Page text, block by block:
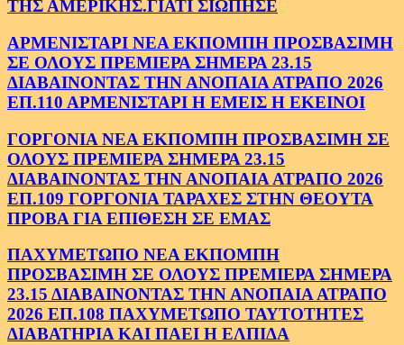
ΤΗΣ ΑΜΕΡΙΚΗΣ.ΓΙΑΤΙ ΣΙΩΠΗΣΕ
ΑΡΜΕΝΙΣΤΑΡΙ ΝΕΑ ΕΚΠΟΜΠΗ ΠΡΟΣΒΑΣΙΜΗ
ΣΕ ΟΛΟΥΣ ΠΡΕΜΙΕΡΑ ΣΗΜΕΡΑ 23.15
ΔΙΑΒΑΙΝΟΝΤΑΣ ΤΗΝ ΑΝΟΠΑΙΑ ΑΤΡΑΠΟ 2026
ΕΠ.110 ΑΡΜΕΝΙΣΤΑΡΙ Η ΕΜΕΙΣ Η ΕΚΕΙΝΟΙ
ΓΟΡΓΟΝΙΑ ΝΕΑ ΕΚΠΟΜΠΗ ΠΡΟΣΒΑΣΙΜΗ ΣΕ
ΟΛΟΥΣ ΠΡΕΜΙΕΡΑ ΣΗΜΕΡΑ 23.15
ΔΙΑΒΑΙΝΟΝΤΑΣ ΤΗΝ ΑΝΟΠΑΙΑ ΑΤΡΑΠΟ 2026
ΕΠ.109 ΓΟΡΓΟΝΙΑ ΤΑΡΑΧΕΣ ΣΤΗΝ ΘΕΟΥΤΑ
ΠΡΟΒΑ ΓΙΑ ΕΠΙΘΕΣΗ ΣΕ ΕΜΑΣ
ΠΑΧΥΜΕΤΩΠΟ ΝΕΑ ΕΚΠΟΜΠΗ
ΠΡΟΣΒΑΣΙΜΗ ΣΕ ΟΛΟΥΣ ΠΡΕΜΙΕΡΑ ΣΗΜΕΡΑ
23.15 ΔΙΑΒΑΙΝΟΝΤΑΣ ΤΗΝ ΑΝΟΠΑΙΑ ΑΤΡΑΠΟ
2026 ΕΠ.108 ΠΑΧΥΜΕΤΩΠΟ ΤΑΥΤΟΤΗΤΕΣ
ΔΙΑΒΑΤΗΡΙΑ ΚΑΙ ΠΑΕΙ Η ΕΛΠΙΔΑ